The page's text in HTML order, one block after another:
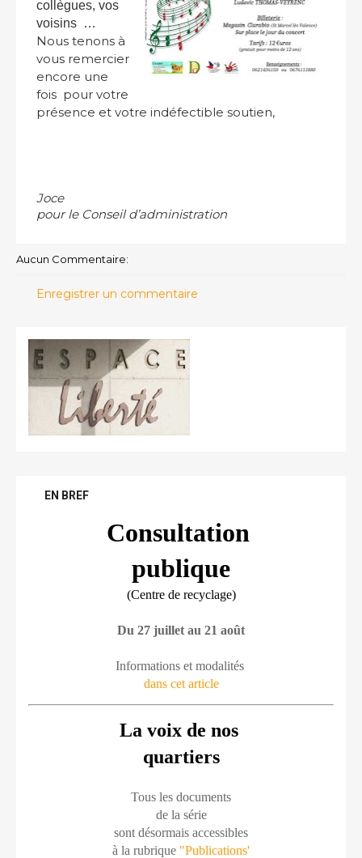
collègues, vos
voisins …
Nous tenons à
vous remercier
encore une
fois pour votre
présence et votre indéfectible soutien,
Joce
pour le Conseil d’administration
Aucun Commentaire:
Enregistrer un commentaire
EN BREF
Consultation
publique
(Centre de recyclage)
Du 27 juillet au 21 août
Informations et modalités
dans cet article
La voix de nos
quartiers
Tous les documents
de la série
sont désormais accessibles
à la rubrique "Publications'